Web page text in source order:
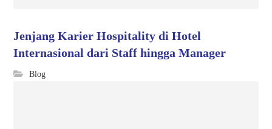
Jenjang Karier Hospitality di Hotel
Internasional dari Staff hingga Manager
Blog